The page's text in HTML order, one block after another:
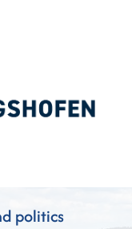
politics